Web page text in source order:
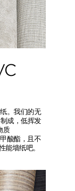
。我们的无
成，低挥发
质
酸酯，且不
能墙纸吧。